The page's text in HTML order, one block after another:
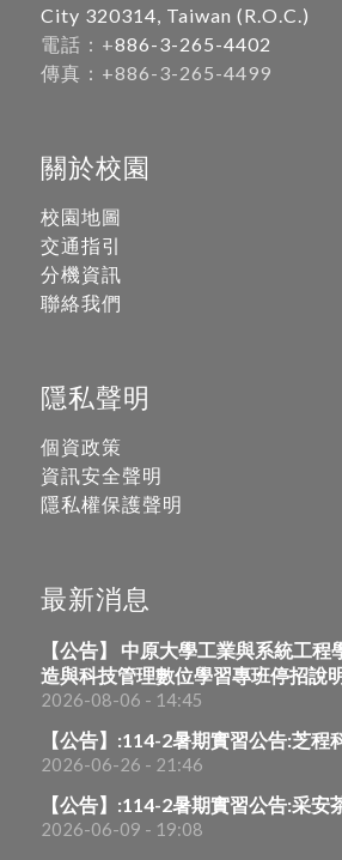
City 320314, Taiwan (R.O.C.)
電話：+886-3-265-4402
傳真：+886-3-265-4499
關於校園
校園地圖
交通指引
分機資訊
聯絡我們
隱私聲明
個資政策
資訊安全聲明
隱私權保護聲明
最新消息
【公告】 中原大學工業與系統工
造與科技管理數位學習專班停招說
2026-08-06 - 14:45
【公告】:114-2暑期實習公告:芝程
2026-06-26 - 21:46
【公告】:114-2暑期實習公告:采安
2026-06-09 - 19:08